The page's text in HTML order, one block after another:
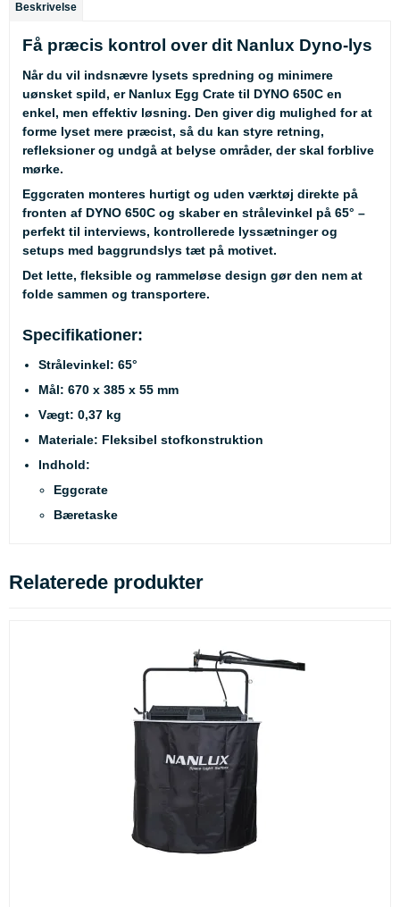
Beskrivelse
Få præcis kontrol over dit Nanlux Dyno-lys
Når du vil indsnævre lysets spredning og minimere
uønsket spild, er Nanlux Egg Crate til DYNO 650C en
enkel, men effektiv løsning. Den giver dig mulighed for at
forme lyset mere præcist, så du kan styre retning,
refleksioner og undgå at belyse områder, der skal forblive
mørke.
Eggcraten monteres hurtigt og uden værktøj direkte på
fronten af DYNO 650C og skaber en strålevinkel på 65° –
perfekt til interviews, kontrollerede lyssætninger og
setups med baggrundslys tæt på motivet.
Det lette, fleksible og rammeløse design gør den nem at
folde sammen og transportere.
Specifikationer:
Strålevinkel: 65°
Mål: 670 x 385 x 55 mm
Vægt: 0,37 kg
Materiale: Fleksibel stofkonstruktion
Indhold:
Eggcrate
Bæretaske
Relaterede produkter